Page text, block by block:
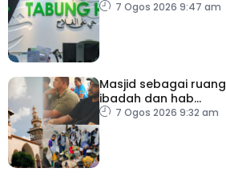
institusi, pelaksanaan
7 Ogos 2026 9:47 am
Masjid sebagai ruang
ibadah dan hab
kompetensi komuniti
7 Ogos 2026 9:32 am